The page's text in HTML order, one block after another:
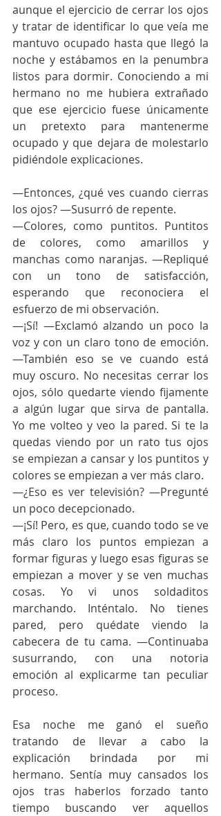
aunque el ejercicio de cerrar los ojos
y tratar de identificar lo que veía me
mantuvo ocupado hasta que llegó la
noche y estábamos en la penumbra
listos para dormir. Conociendo a mi
hermano no me hubiera extrañado
que ese ejercicio fuese únicamente
un pretexto para mantenerme
ocupado y que dejara de molestarlo
pidiéndole explicaciones.
—Entonces, ¿qué ves cuando cierras
los ojos? —Susurró de repente.
—Colores, como puntitos. Puntitos
de colores, como amarillos y
manchas como naranjas. —Repliqué
con un tono de satisfacción,
esperando que reconociera el
esfuerzo de mi observación.
—¡Sí! —Exclamó alzando un poco la
voz y con un claro tono de emoción.
—También eso se ve cuando está
muy oscuro. No necesitas cerrar los
ojos, sólo quedarte viendo fijamente
a algún lugar que sirva de pantalla.
Yo me volteo y veo la pared. Si te la
quedas viendo por un rato tus ojos
se empiezan a cansar y los puntitos y
colores se empiezan a ver más claro.
—¿Eso es ver televisión? —Pregunté
un poco decepcionado.
—¡Sí! Pero, es que, cuando todo se ve
más claro los puntos empiezan a
formar figuras y luego esas figuras se
empiezan a mover y se ven muchas
cosas. Yo vi unos soldaditos
marchando. Inténtalo. No tienes
pared, pero quédate viendo la
cabecera de tu cama. —Continuaba
susurrando, con una notoria
emoción al explicarme tan peculiar
proceso.
Esa noche me ganó el sueño
tratando de llevar a cabo la
explicación brindada por mi
hermano. Sentía muy cansados los
ojos tras haberlos forzado tanto
tiempo buscando ver aquellos